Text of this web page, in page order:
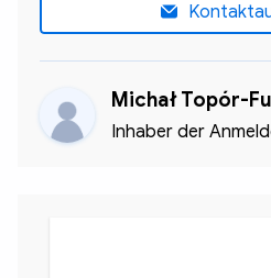
Michał Topór-
Inhaber der